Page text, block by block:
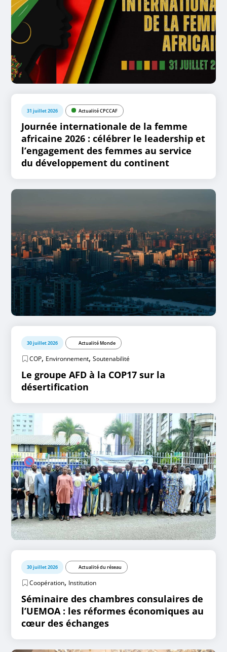
31 juillet 2026 Actualité CPCCAF
Journée internationale de la femme
africaine 2026 : célébrer le leadership et
l’engagement des femmes au service
du développement du continent
30 juillet 2026 Actualité Monde
COP, Environnement,Soutenabilité
Le groupe AFD à la COP17 sur la
désertification
30 juillet 2026 Actualité du réseau
Coopération, Institution
Séminaire des chambres consulaires de
l’UEMOA : les réformes économiques au
cœur des échanges